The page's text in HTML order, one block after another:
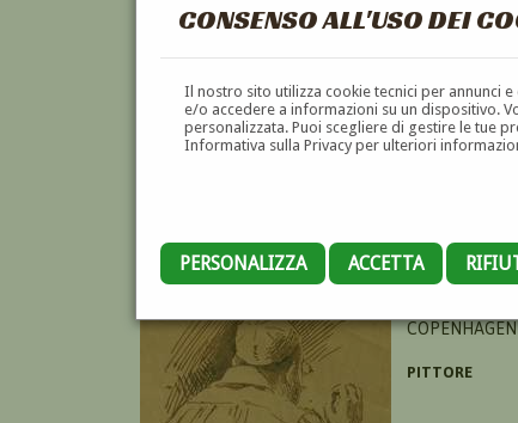
CONSENSO ALL'USO DEI
Il nostro sito utilizza cookie tecnici per annunci
e/o accedere a informazioni su un dispositivo.
personalizzata. Puoi scegliere di gestire le tue
Informativa sulla Privacy per ulteriori
PERSONALIZZA ACCETTA
GODFRED CHRISTENSEN
PITTORE